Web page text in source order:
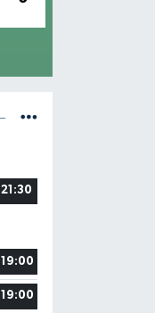
21:30
19:00
19:00